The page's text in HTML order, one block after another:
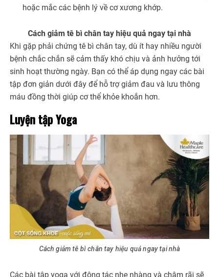
hoặc mắc các bệnh lý về cơ xương khớp.
Cách giảm tê bì chân tay hiệu quả ngay tại nhà
Khi gặp phải chứng tê bì chân tay, dù ít hay nhiều người
bệnh chắc chắn sẽ cảm thấy khó chịu và ảnh hưởng tới
sinh hoạt thường ngày. Bạn có thể áp dụng ngay các bài
tập đơn giản dưới đây để hỗ trợ giảm đau và lưu thông
máu đồng thời giúp cơ thể khỏe khoắn hơn.
Luyện tập Yoga
Cách giảm tê bì chân tay hiệu quả ngay tại nhà
Các bài tập yoga với động tác nhẹ nhàng và chậm rãi sẽ